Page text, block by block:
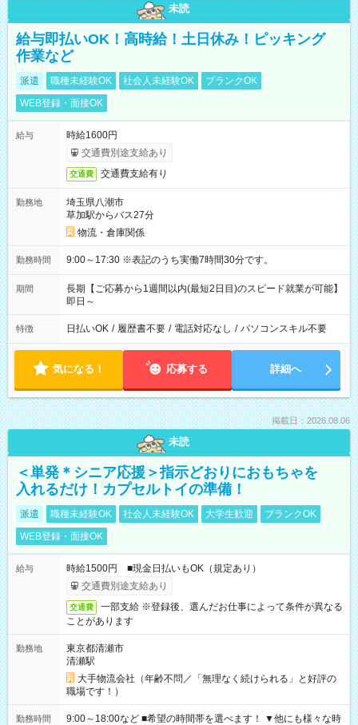
未読
給与即払いOK！高時給！土日休み！ピッキング
作業など
派遣 職種未経験OK 社会人未経験OK
ブランクOK
WEB登録・面接OK
給与
時給1600円
交通費別途支給あり
交通費 交通費支給有り
勤務地
埼玉県八潮市
草加駅からバス27分
物流・倉庫関係
勤務時間 9:00～17:30 ※表記のうち実働7時間30分です。
期間
長期【ご応募から1週間以内(最短2日目)のスピード就業が可能】
即日～
特徴 日払いOK / 履歴書不要 / 電話対応なし / パソコンスキル不要
気になる！ 応募する 詳細へ
掲載日：2026.08.06
未読
＜単発＊シニア応援＞指示どおりにおもちゃを
入れるだけ！カプセルトイの準備！
派遣 職種未経験OK 社会人未経験OK 大学生歓迎
ブランクOK
WEB登録・面接OK
給与
時給1500円 ■現金日払いもOK（規定あり）
交通費別途支給あり
交通費
一部支給 ※登録後、選んだお仕事によって条件が異なる
ことがあります
勤務地
東京都清瀬市
清瀬駅
大手物流会社（年齢不問／「無理なく続けられる」と好評の
職場です！）
勤務時間
9:00～18:00など ■希望の時間帯を選べます！ ▼他にも様々な時